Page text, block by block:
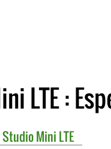
LTE :
Studio Mini LTE